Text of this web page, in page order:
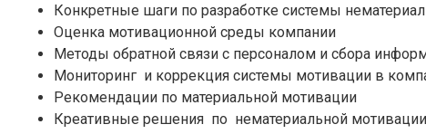
Конкретные шаги по разработке системы
Оценка мотивационной среды компании
Методы обратной связи с персоналом и сбора
Мониторинг и коррекция системы мотивации в
Рекомендации по материальной мотивации
Креативные решения по нематериальной